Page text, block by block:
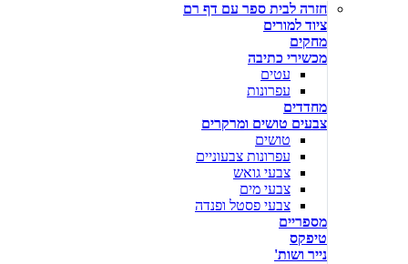
חזרה לבית ספר עם דף רם
ציוד למורים
מחקים
מכשירי כתיבה
עטים
עפרונות
מחדדים
צבעים טושים ומרקרים
טושים
עפרונות צבעוניים
צבעי גואש
צבעי מים
צבעי פסטל ופנדה
מספריים
טיפקס
נייר ושות'